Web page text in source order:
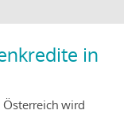
in
wird